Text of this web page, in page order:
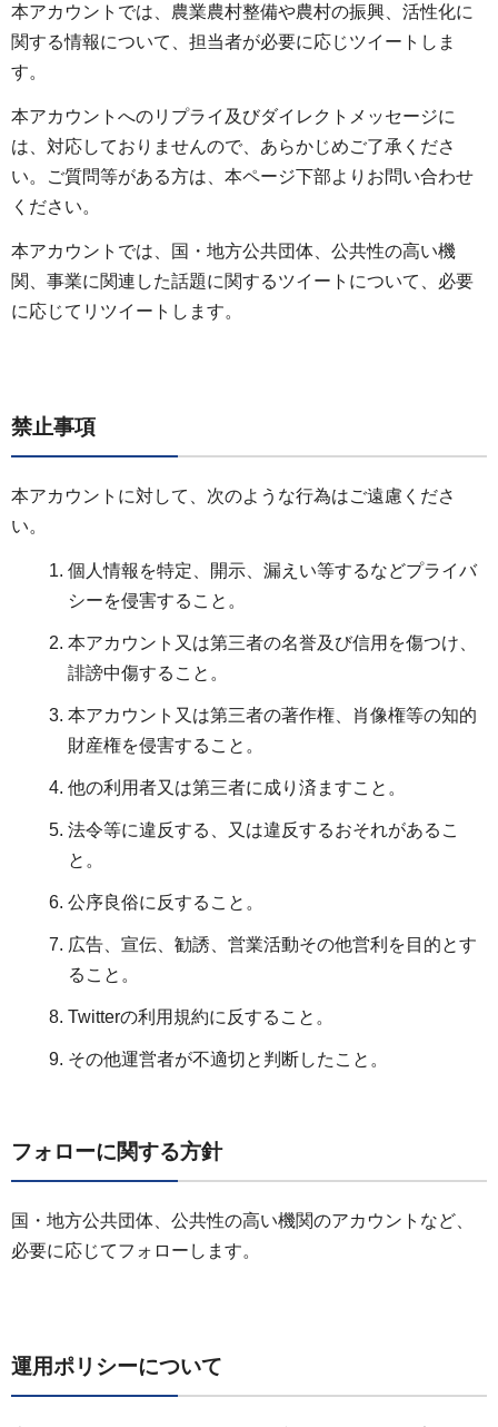
本アカウントでは、農業農村整備や農村の振興、活性化に
関する情報について、担当者が必要に応じツイートしま
す。
本アカウントへのリプライ及びダイレクトメッセージに
は、対応しておりませんので、あらかじめご了承くださ
い。ご質問等がある方は、本ページ下部よりお問い合わせ
ください。
本アカウントでは、国・地方公共団体、公共性の高い機
関、事業に関連した話題に関するツイートについて、必要
に応じてリツイートします。
禁止事項
本アカウントに対して、次のような行為はご遠慮くださ
い。
個人情報を特定、開示、漏えい等するなどプライバ
シーを侵害すること。
本アカウント又は第三者の名誉及び信用を傷つけ、
誹謗中傷すること。
本アカウント又は第三者の著作権、肖像権等の知的
財産権を侵害すること。
他の利用者又は第三者に成り済ますこと。
法令等に違反する、又は違反するおそれがあるこ
と。
公序良俗に反すること。
広告、宣伝、勧誘、営業活動その他営利を目的とす
ること。
Twitterの利用規約に反すること。
その他運営者が不適切と判断したこと。
フォローに関する方針
国・地方公共団体、公共性の高い機関のアカウントなど、
必要に応じてフォローします。
運用ポリシーについて